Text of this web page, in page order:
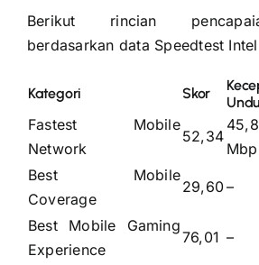
Berikut rincian
berdasarkan data Speedtest
Kategori Skor
Fastest Mobile
Network
52,34
Best Mobile
Coverage
29,60–
Best Mobile Gaming
Experience
76,01 –